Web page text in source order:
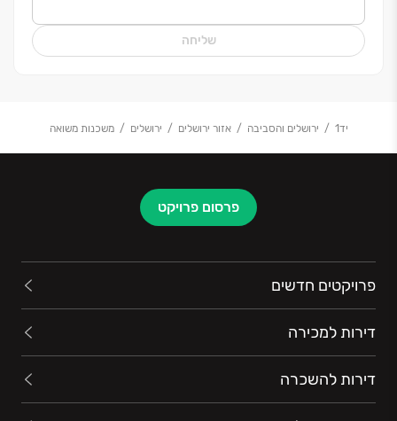
שליחה
יד1 ירושלים והסביבה אזור ירושלים ירושלים משכנות משואה
פרסום פרויקט
פרויקטים חדשים
דירות למכירה
דירות להשכרה